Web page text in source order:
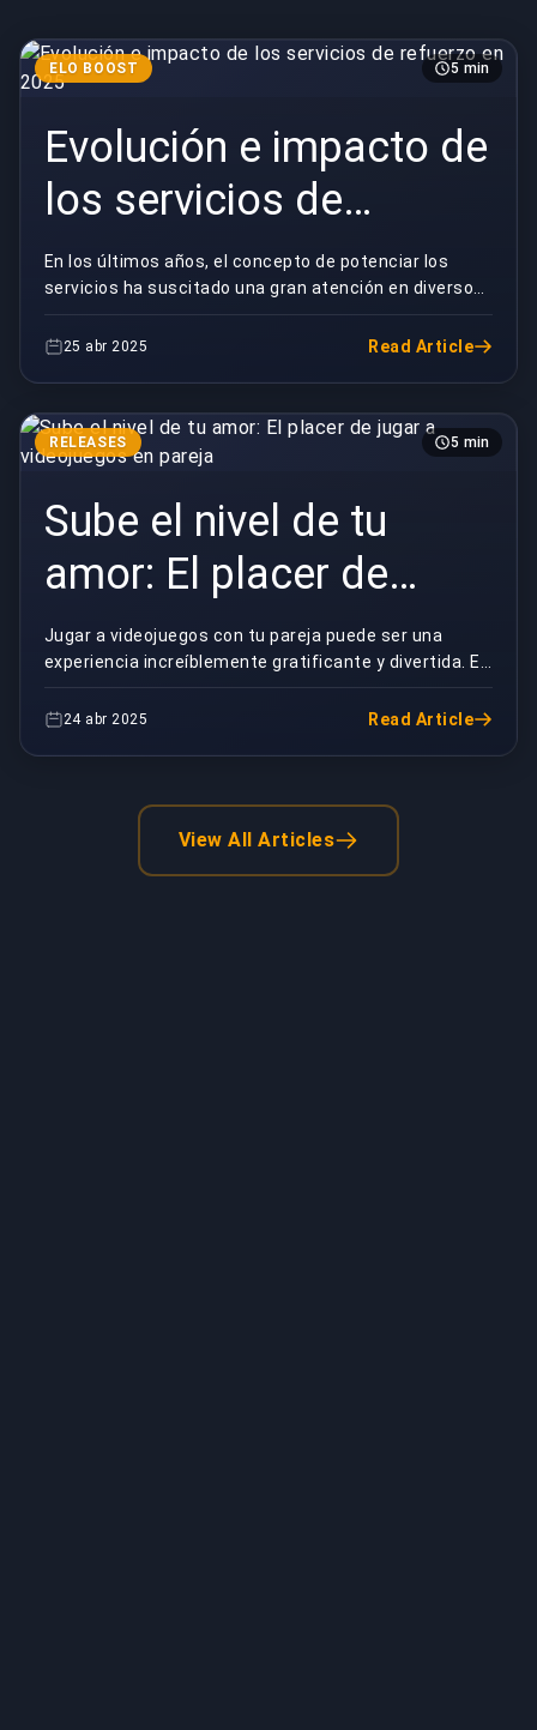
ELO BOOST 5 min
Evolución e impacto de
los servicios de
refuerzo en 2025
En los últimos años, el concepto de potenciar los
servicios ha suscitado una gran atención en diversos
sectores. A partir de 2025, estos servicios han...
25 abr 2025 Read Article
RELEASES 5 min
Sube el nivel de tu
amor: El placer de
jugar a videojuegos en
pareja
Jugar a videojuegos con tu pareja puede ser una
experiencia increíblemente gratificante y divertida. Es
una forma estupenda de estrechar lazos, reforz...
24 abr 2025 Read Article
View All Articles